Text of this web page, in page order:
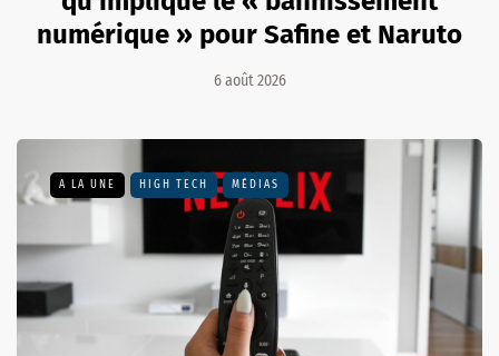
numérique » pour Safine et Naruto
6 août 2026
A LA UNE HIGH TECH MÉDIAS